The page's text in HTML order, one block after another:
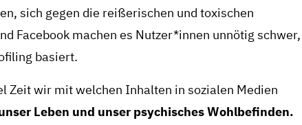
sich gegen die reißerischen und toxischen
Facebook machen es Nutzer*innen unnötig schwer,
basiert.
Zeit wir mit welchen Inhalten in sozialen Medien
Leben und unser psychisches Wohlbefinden.